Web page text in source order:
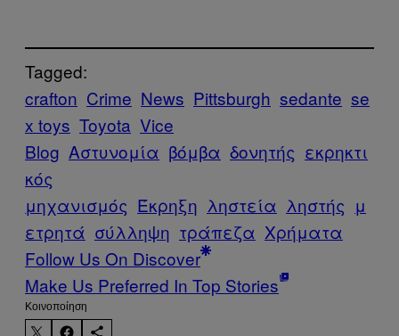
Tagged:
crafton Crime News Pittsburgh sedante se
x toys Toyota Vice
Blog Αστυνομία βόμβα δονητής εκρηκτι
κός
μηχανισμός Έκρηξη ληστεία ληστής μ
ετρητά σύλληψη τράπεζα Χρήματα
Follow Us On Discover
Make Us Preferred In Top Stories
Kοινοποίηση